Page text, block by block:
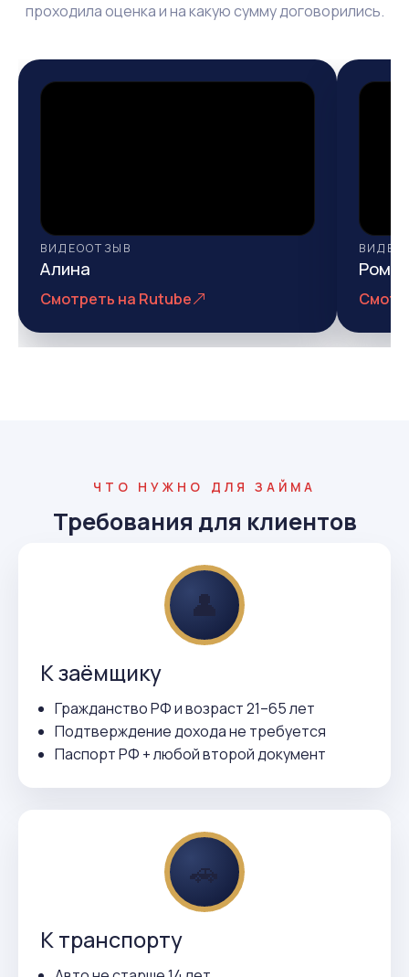
проходила оценка и на какую сумму договорились.
ВИДЕООТЗЫВ
Алина
Смотреть на Rutube
ЧТО НУЖНО ДЛЯ ЗАЙМА
Требования для клиентов
👤
К заёмщику
Гражданство РФ и возраст 21–65 лет
Подтверждение дохода не требуется
Паспорт РФ + любой второй документ
🚗
К транспорту